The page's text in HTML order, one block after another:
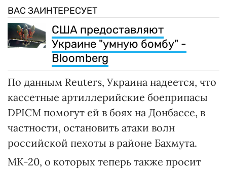
ВАС ЗАИНТЕРЕСУЕТ
США предоставляют
Украине "умную бомбу" -
Bloomberg
По данным Reuters, Украина надеется, что
кассетные артиллерийские боеприпасы
DPICM помогут ей в боях на Донбассе, в
частности, остановить атаки волн
российской пехоты в районе Бахмута.
MK-20, о которых теперь также просит